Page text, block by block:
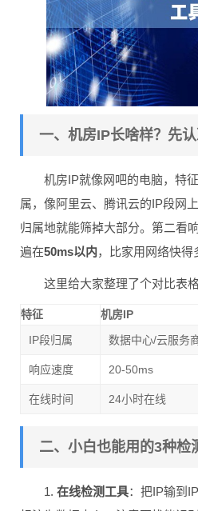
一、机房IP长啥样？先
机房IP就像网吧的电脑，特
属，像阿里云、腾讯云的IP段网
归属地就能筛掉大部分。第二看
遍在50ms以内，比家用网络快得
这里给大家整理了个对比表格
特征 机房IP
IP段归属
数据中心/云服务
响应速度 20-50ms
在线时间 24小时在线
二、小白也能用的3种检
1. 在线检测工具：把IP输到